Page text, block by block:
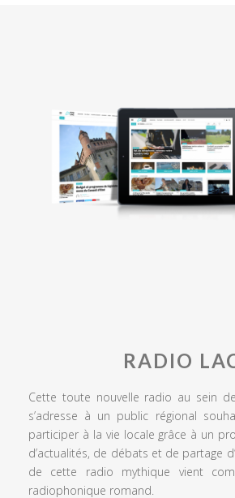
RADIO
Cette toute nouvelle radio au sein
s’adresse à un public régional
participer à la vie locale grâce à un
d’actualités, de débats et de partage
de cette radio mythique vient
radiophonique romand.